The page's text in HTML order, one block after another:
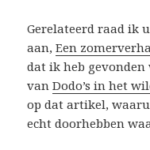
Gerelateerd raad ik
aan,Een
dat ik heb
vanDodo’s in het
op dat artikel,
echt doorhebben